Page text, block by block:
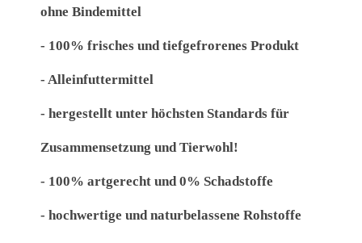
ohne Bindemittel
- 100% frisches und tiefgefrorenes Produkt
- Alleinfuttermittel
- hergestellt unter höchsten Standards für
Zusammensetzung und Tierwohl!
- 100% artgerecht und 0% Schadstoffe
- hochwertige und naturbelassene Rohstoffe